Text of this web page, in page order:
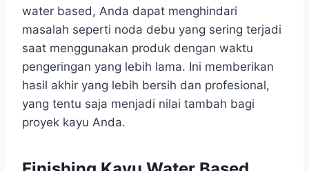
water based, Anda dapat menghindari
masalah seperti noda debu yang sering terjadi
saat menggunakan produk dengan waktu
pengeringan yang lebih lama. Ini memberikan
hasil akhir yang lebih bersih dan profesional,
yang tentu saja menjadi nilai tambah bagi
proyek kayu Anda.